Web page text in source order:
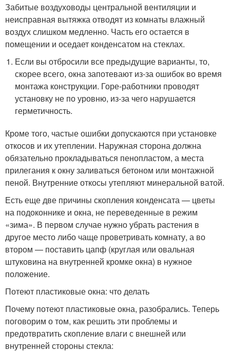
Забитые воздуховоды центральной вентиляции и
неисправная вытяжка отводят из комнаты влажный
воздух слишком медленно. Часть его остается в
помещении и оседает конденсатом на стеклах.
Если вы отбросили все предыдущие варианты, то,
скорее всего, окна запотевают из-за ошибок во время
монтажа конструкции. Горе-работники проводят
установку не по уровню, из-за чего нарушается
герметичность.
Кроме того, частые ошибки допускаются при установке
откосов и их утеплении. Наружная сторона должна
обязательно прокладываться пенопластом, а места
прилегания к окну заливаться бетоном или монтажной
пеной. Внутренние откосы утепляют минеральной ватой.
Есть еще две причины скопления конденсата — цветы
на подоконнике и окна, не переведенные в режим
«зима». В первом случае нужно убрать растения в
другое место либо чаще проветривать комнату, а во
втором — поставить цапф (круглая или овальная
штуковина на внутренней кромке окна) в нужное
положение.
Потеют пластиковые окна: что делать
Почему потеют пластиковые окна, разобрались. Теперь
поговорим о том, как решить эти проблемы и
предотвратить скопление влаги с внешней или
внутренней стороны стекла: